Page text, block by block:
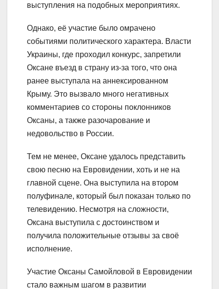
выступления на подобных мероприятиях.
Однако, её участие было омрачено
событиями политического характера. Власти
Украины, где проходил конкурс, запретили
Оксане въезд в страну из-за того, что она
ранее выступала на аннексированном
Крыму. Это вызвало много негативных
комментариев со стороны поклонников
Оксаны, а также разочарование и
недовольство в России.
Тем не менее, Оксане удалось представить
свою песню на Евровидении, хоть и не на
главной сцене. Она выступила на втором
полуфинале, который был показан только по
телевидению. Несмотря на сложности,
Оксана выступила с достоинством и
получила положительные отзывы за своё
исполнение.
Участие Оксаны Самойловой в Евровидении
стало важным шагом в развитии